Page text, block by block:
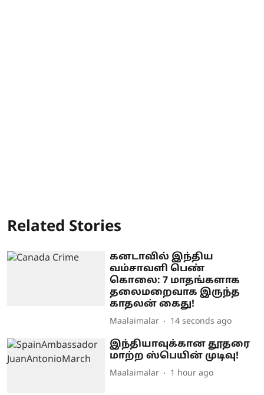
Related Stories
கனடாவில் இந்திய
வம்சாவளி பெண்
கொலை: 7 மாதங்களாக
தலைமறைவாக இருந்த
காதலன் கைது!
Maalaimalar 15 seconds ago
இந்தியாவுக்கான தூதரை
மாற்ற ஸ்பெயின் முடிவு!
Maalaimalar 1 hour ago